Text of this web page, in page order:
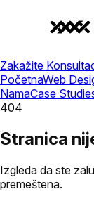
Zakažite
PočetnaWeb
NamaCase
404
Stranica
Izgleda da ste
premeštena.